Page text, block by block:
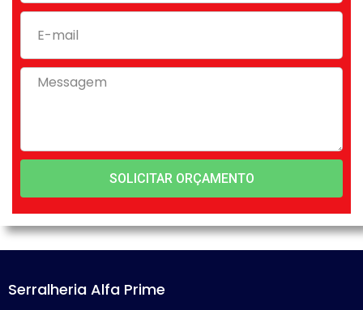
SOLICITAR ORÇAMENTO
Serralheria Alfa Prime